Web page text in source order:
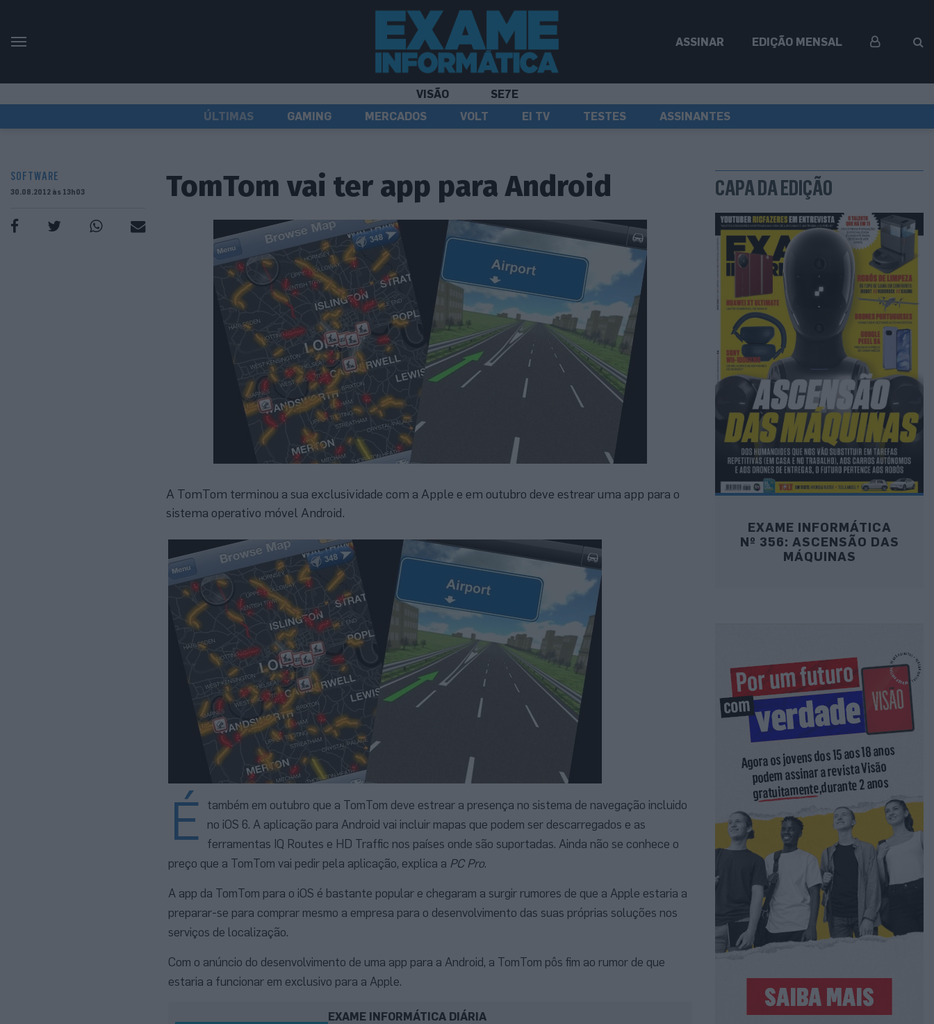
ASSINAR EDIÇÃO MENSAL
VISÃO
SE7E
ÚLTIMAS
GAMING MERCADOS VOLT EI TV TESTES ASSINANTES
SOFTWARE
30.08.2012 às 13h03 TomTom vai ter app para Android
A TomTom terminou a sua exclusividade com a Apple e em outubro deve estrear uma app para o
sistema operativo móvel Android.
É
também em outubro que a TomTom deve estrear a presença no sistema de navegação incluido
no iOS 6. A aplicação para Android vai incluir mapas que podem ser descarregados e as
ferramentas IQ Routes e HD Traffic nos países onde são suportadas. Ainda não se conhece o
preço que a TomTom vai pedir pela aplicação, explica a PC Pro.
A app da TomTom para o iOS é bastante popular e chegaram a surgir rumores de que a Apple estaria a
preparar-se para comprar mesmo a empresa para o desenvolvimento das suas próprias soluções nos
serviços de localização.
Com o anúncio do desenvolvimento de uma app para a Android, a TomTom pôs fim ao rumor de que
estaria a funcionar em exclusivo para a Apple.
EXAME INFORMÁTICA DIÁRIA
CAPA DA EDIÇÃO
EXAME INFORMÁTICA
Nº 356: ASCENSÃO DAS
MÁQUINAS